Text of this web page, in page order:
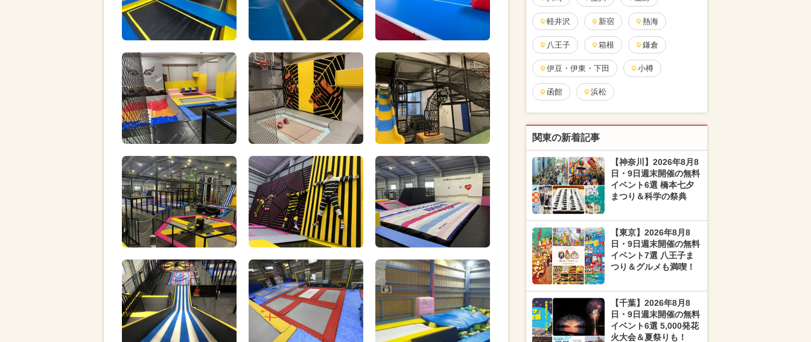
軽井沢 新宿 熱海
八王子 箱根 鎌倉
伊豆・伊東・下田 小樽
函館 浜松
関東の新着記事
【神奈川】2026年8月8
日・9日週末開催の無料
イベント6選 橋本七夕
まつり＆科学の祭典
【東京】2026年8月8
日・9日週末開催の無料
イベント7選 八王子ま
つり＆グルメも満喫！
【千葉】2026年8月8
日・9日週末開催の無料
イベント6選 5,000発花
火大会＆夏祭りも！